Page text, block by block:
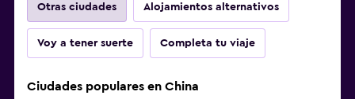
Otras ciudades Alojamientos alternativos
Voy a tener suerte Completa tu viaje
Ciudades populares en China